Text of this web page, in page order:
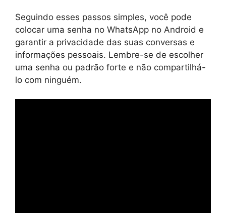
Seguindo esses passos simples, você pode
colocar uma senha no WhatsApp no Android e
garantir a privacidade das suas conversas e
informações pessoais. Lembre-se de escolher
uma senha ou padrão forte e não compartilhá-
lo com ninguém.